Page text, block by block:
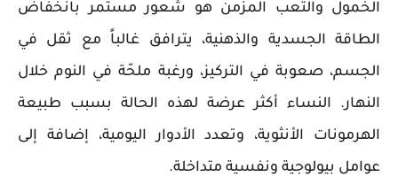
الخمول والتعب المزمن هو شعور مستمر بانخفاض
الطاقة الجسدية والذهنية، يترافق غالباً مع ثقل في
الجسم، صعوبة في التركيز، ورغبة ملحّة في النوم خلال
النهار. النساء أكثر عرضة لهذه الحالة بسبب طبيعة
الهرمونات الأنثوية، وتعدد الأدوار اليومية، إضافة إلى
عوامل بيولوجية ونفسية متداخلة.